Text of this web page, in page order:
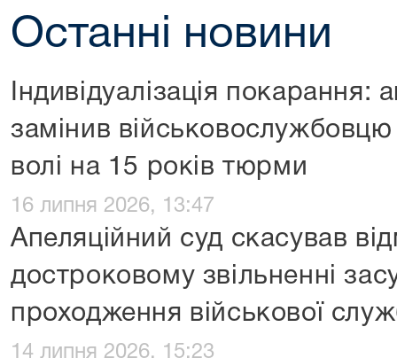
Останні новини
Індивідуалізація покарання:
замінив
волі на 15 років тюрми
16 липня 2026, 13:47
Апеляційний суд скасував
достроковому звільненні
проходження військової
14 липня 2026, 15:23